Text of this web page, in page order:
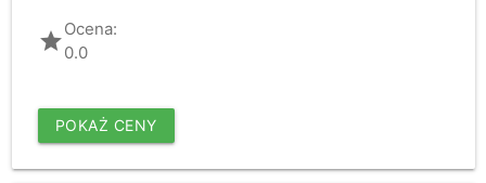
gradeOcena:
0.0
POKAŻ CENY